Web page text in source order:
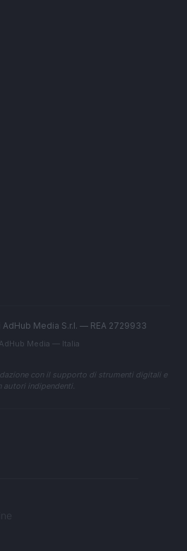
Media S.r.l. — REA 2729933
Media — Italia
con il supporto di strumenti digitali e
autori indipendenti.